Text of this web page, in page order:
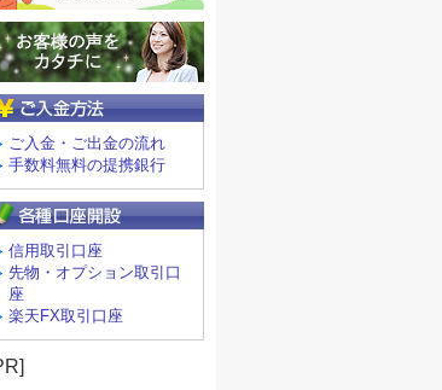
ご入金・ご出金の流れ
手数料無料の提携銀行
信用取引口座
先物・オプション取引口
座
楽天FX取引口座